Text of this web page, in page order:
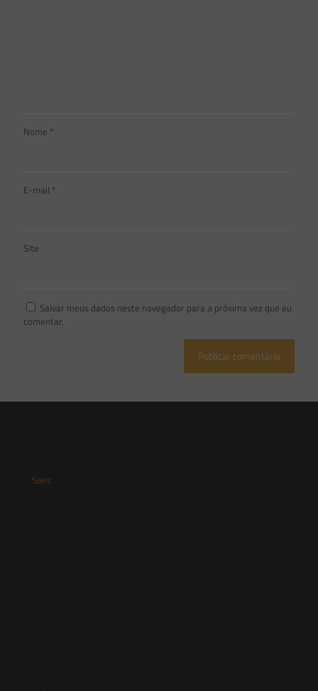
Nome *
E-mail *
Site
Salvar meus dados neste navegador para a próxima vez que eu
comentar.
Saes